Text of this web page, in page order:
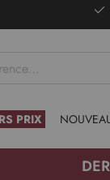
PRIX